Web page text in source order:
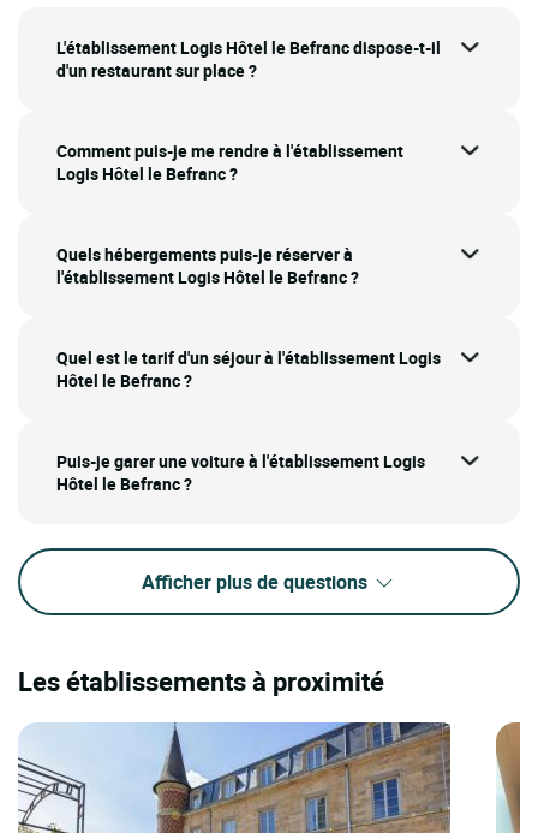
L'établissement Logis Hôtel le Befranc dispose-t-il
d'un restaurant sur place ?
Comment puis-je me rendre à l'établissement
Logis Hôtel le Befranc ?
Quels hébergements puis-je réserver à
l'établissement Logis Hôtel le Befranc ?
Quel est le tarif d'un séjour à l'établissement Logis
Hôtel le Befranc ?
Puis-je garer une voiture à l'établissement Logis
Hôtel le Befranc ?
Afficher plus de questions
Les établissements à proximité